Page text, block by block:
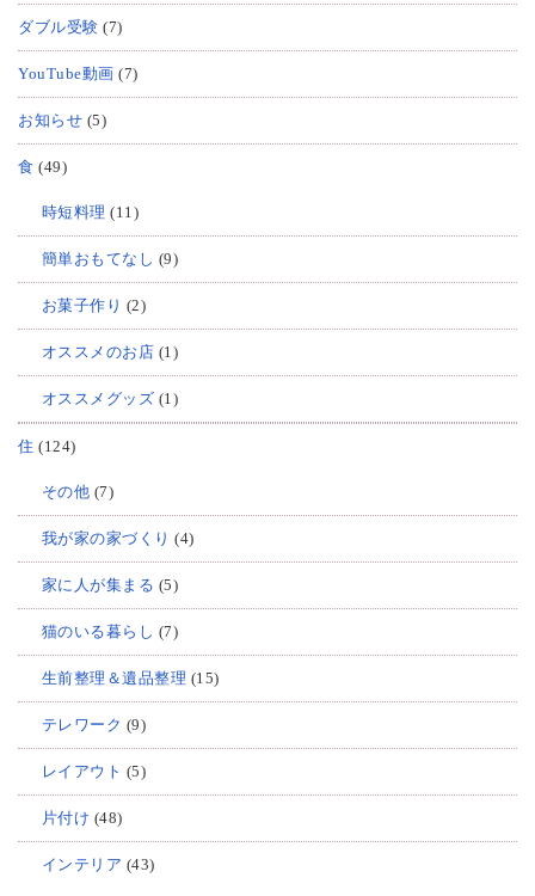
ダブル受験 (7)
YouTube動画 (7)
お知らせ (5)
食 (49)
時短料理 (11)
簡単おもてなし (9)
お菓子作り (2)
オススメのお店 (1)
オススメグッズ (1)
住 (124)
その他 (7)
我が家の家づくり (4)
家に人が集まる (5)
猫のいる暮らし (7)
生前整理＆遺品整理 (15)
テレワーク (9)
レイアウト (5)
片付け (48)
インテリア (43)